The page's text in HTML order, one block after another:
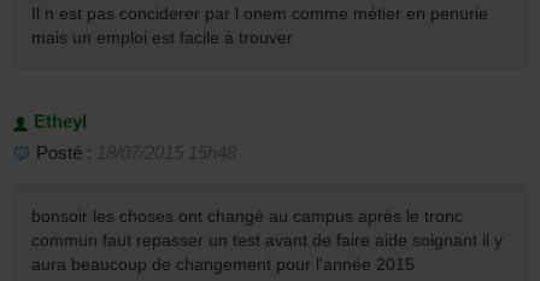
Il n est pas conciderer par l onem comme métier en penurie
mais un emploi est facile à trouver
Etheyl
Posté : 18/07/2015 15h48
bonsoir les choses ont changé au campus après le tronc
commun faut repasser un test avant de faire aide soignant il y
aura beaucoup de changement pour l'année 2015